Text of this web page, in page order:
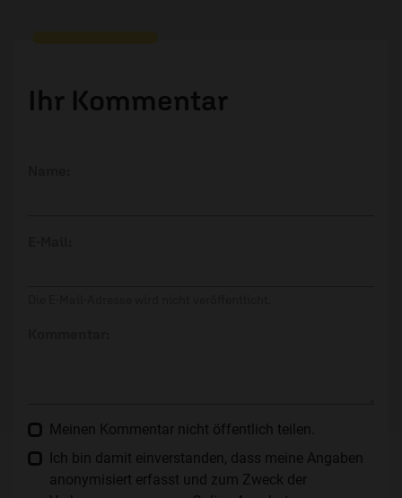
Ihr Kommentar
Meinen Kommentar nicht öffentlich teilen.
Ich bin damit einverstanden, dass meine Angaben
anonymisiert erfasst und zum Zweck der